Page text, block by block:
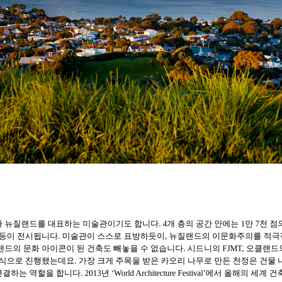
질랜드를 대표하는 미술관이기도 합니다. 4개 층의 공간 안에는 1만 7천 점
이 전시됩니다. 미술관이 스스로 표방하듯이, 뉴질랜드의 이문화주의를 적
의 문화 아이콘이 된 건축도 빼놓을 수 없습니다. 시드니의 FJMT, 오클랜드
으로 진행됐는데요. 가장 크게 주목을 받은 카오리 나무로 만든 천정은 건물
하는 역할을 합니다. 2013년 ‘World Architecture Festival’에서 올해의 세계